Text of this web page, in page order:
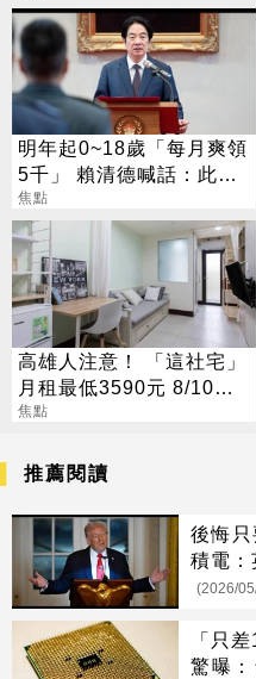
明年起0~18歲「每月爽領
5千」 賴清德喊話：此時
不生待何時
焦點
高雄人注意！ 「這社宅」
月租最低3590元 8/10起
放申請
焦點
推薦閱讀
後悔
積電：
(2026/
「只
驚曝：